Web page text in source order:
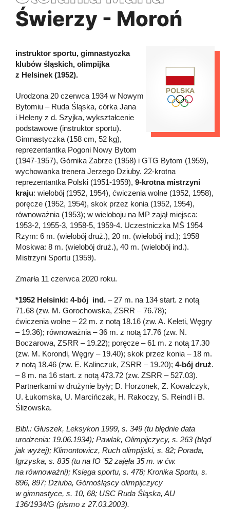
Świerzy - Moroń
instruktor sportu, gimnastyczka
klubów śląskich, olimpijka
z Helsinek (1952).
Urodzona 20 czerwca 1934 w Nowym
Bytomiu – Ruda Śląska, córka Jana
i Heleny z d. Szyjka, wykształcenie
podstawowe (instruktor sportu).
Gimnastyczka (158 cm, 52 kg),
reprezentantka Pogoni Nowy Bytom
(1947-1957), Górnika Zabrze (1958) i GTG Bytom (1959),
wychowanka trenera Jerzego Dziuby. 22-krotna
reprezentantka Polski (1951-1959), 9-krotna mistrzyni
kraju: wielobój (1952, 1954), ćwiczenia wolne (1952, 1958),
poręcze (1952, 1954), skok przez konia (1952, 1954),
równoważnia (1953); w wieloboju na MP zajął miejsca:
1953-2, 1955-3, 1958-5, 1959-4. Uczestniczka MŚ 1954
Rzym: 6 m. (wielobój druż.), 20 m. (wielobój ind.); 1958
Moskwa: 8 m. (wielobój druż.), 40 m. (wielobój ind.).
Mistrzyni Sportu (1959).
Zmarła 11 czerwca 2020 roku.
*1952 Helsinki: 4-bój ind. – 27 m. na 134 start. z notą
71.68 (zw. M. Gorochowska, ZSRR – 76.78);
ćwiczenia wolne – 22 m. z notą 18.16 (zw. A. Keleti, Węgry
– 19.36); równoważnia – 36 m. z notą 17.76 (zw. N.
Boczarowa, ZSRR – 19.22); poręcze – 61 m. z notą 17.30
(zw. M. Korondi, Węgry – 19.40); skok przez konia – 18 m.
z notą 18.46 (zw. E. Kalinczuk, ZSRR – 19.20); 4-bój druż.
– 8 m. na 16 start. z notą 473.72 (zw. ZSRR – 527.03).
Partnerkami w drużynie były; D. Horzonek, Z. Kowalczyk,
U. Łukomska, U. Marcińczak, H. Rakoczy, S. Reindl i B.
Ślizowska.
Bibl.: Głuszek, Leksykon 1999, s. 349 (tu błędnie data
urodzenia: 19.06.1934); Pawlak, Olimpijczycy, s. 263 (błąd
jak wyżej); Klimontowicz, Ruch olimpijski, s. 82; Porada,
Igrzyska, s. 835 (tu na IO ’52 zajęła 35 m. w ćw.
na równoważni); Księga sportu, s. 478; Kronika Sportu, s.
896, 897; Dziuba, Górnośląscy olimpijczycy
w gimnastyce, s. 10, 68; USC Ruda Śląska, AU
136/1934/G (pismo z 27.03.2003).